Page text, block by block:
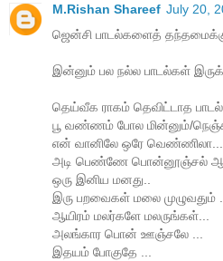
M.Rishan Shareef July 20,
ஜென்சி பாடல்களைத் தந்தமைக்கு
இன்னும் பல நல்ல பாடல்கள்
தெய்வீக ராகம் தெவிட்டாத
பூ வண்ணம் போல மின்னும்/
என் வானிலே ஒரே வெண்ணிலா...
அடி பெண்ணே பொன்னூஞ்சல்
ஒரு இனிய மனது..
இரு பறவைகள் மலை முழுவதும் ..
ஆயிரம் மலர்களே மலருங்கள்...
அலங்கார பொன் ஊஞ்சலே ...
இதயம் போகுதே ...